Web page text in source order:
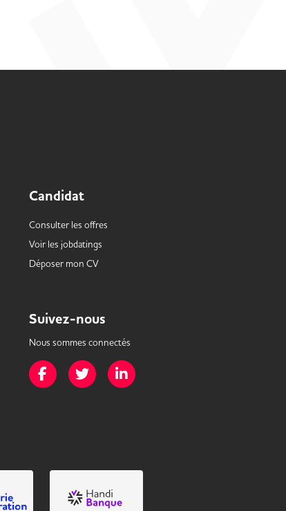
Candidat
Consulter les offres
Voir les jobdatings
Déposer mon CV
Suivez-nous
Nous sommes connectés
Page Facebook de Mission Handicap
Page Twitter de Mission Handicap